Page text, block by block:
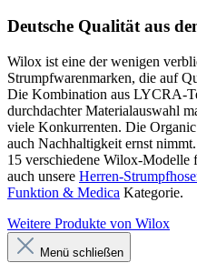
Deutsche Qualität aus
Wilox ist eine der wenigen
Strumpfwarenmarken, die auf
Die Kombination aus LYCRA-
durchdachter Materialauswahl
viele Konkurrenten. Die
auch Nachhaltigkeit ernst
15 verschiedene Wilox-Modelle
auch unsere Herren-
Funktion & Medica Kategorie.
Weitere Produkte von Wilox
Menü schließen